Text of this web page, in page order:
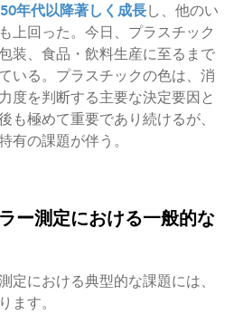
年代以降著しく成長し、他のい
上回った。今日、プラスチック
装、食品・飲料生産に至るまで
いる。プラスチックの色は、消
度を判断する主要な決定要因と
も極めて重要であり続けるが、
有の課題が伴う。
ー測定における一般的な
定における典型的な課題には、
ます。